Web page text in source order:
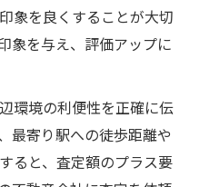
象を良くすることが大切
象を与え、評価アップに
環境の利便性を正確に伝
最寄り駅への徒歩距離や
ると、査定額のプラス要